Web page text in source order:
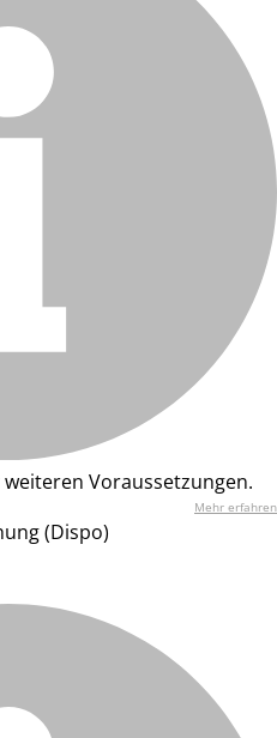
Voraussetzungen.
Mehr erfahren
(Dispo)